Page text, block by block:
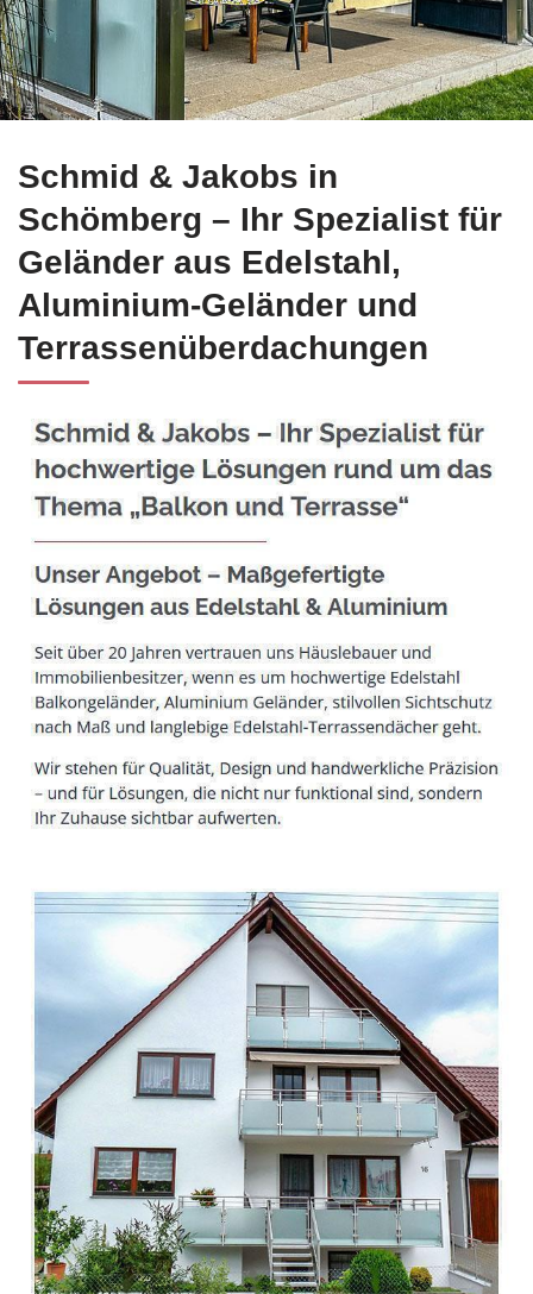
Finden Sie jetzt Edelstahl Balkongeländer für Schömberg
Schmid & Jakobs in
Schömberg – Ihr Spezialist für
Geländer aus Edelstahl,
Aluminium-Geländer und
Terrassenüberdachungen